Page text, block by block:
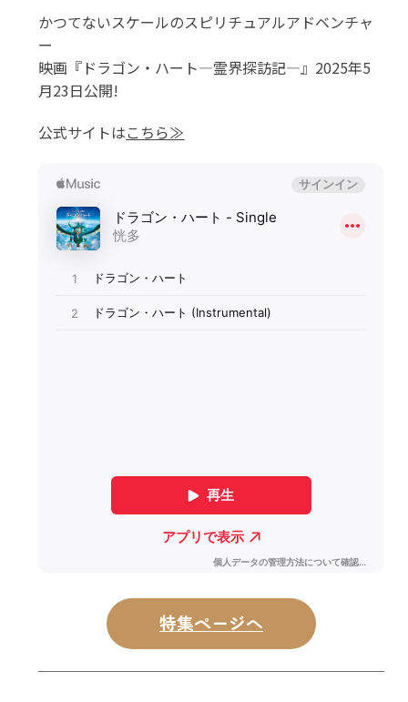
かつてないスケールのスピリチュアルアドベンチャ
ー
映画『ドラゴン・ハート―霊界探訪記―』2025年5
月23日公開!
公式サイトはこちら≫
特集ページへ